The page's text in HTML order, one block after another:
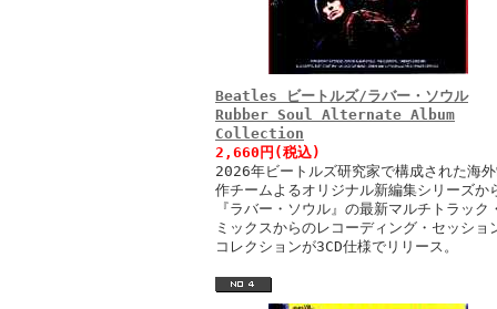
Beatles ビートルズ/ラバー・ソウル
Rubber Soul Alternate Album
Collection
2,660円(税込)
2026年ビートルズ研究家で構成された海外
作チームよるオリジナル新編集シリーズか
『ラバー・ソウル』の最新マルチトラック
ミックスからのレコーディング・セッショ
コレクションが3CD仕様でリリース。